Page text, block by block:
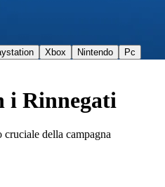
Xbox Nintendo Pc
i Rinnegati
della campagna